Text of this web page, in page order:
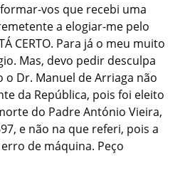
vos que recebi uma
a elogiar-me pelo
CERTO. Para já o meu muito
Mas, devo pedir desculpa
o Dr. Manuel de Arriaga não
da República, pois foi eleito
do Padre António Vieira,
e não na que referi, pois a
de máquina. Peço